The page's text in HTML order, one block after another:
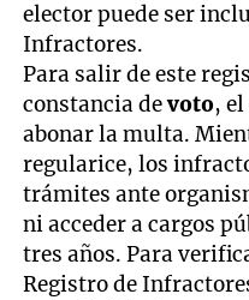
elector puede ser
Infractores.
Para salir de este
constancia devoto,
abonar la multa.
regularice, los
trámites ante
ni acceder a cargos
tres años. Para
Registro de